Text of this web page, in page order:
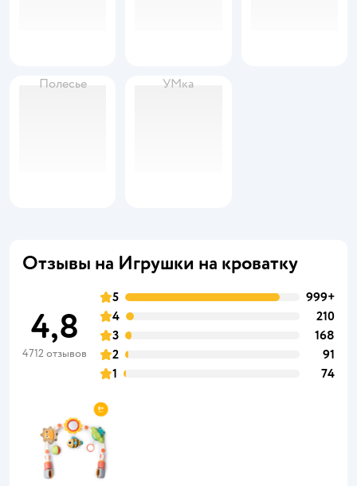
Полесье УМка
Отзывы на Игрушки на кроватку
4,8
4712 отзывов
5
999+
4
210
3
168
2
91
1
74